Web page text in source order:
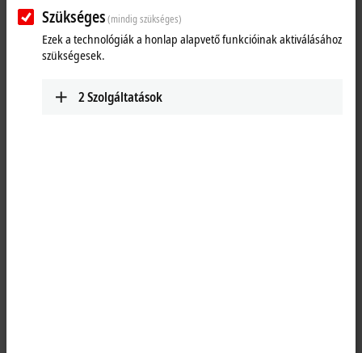
Your selection:
Results:
Loading content ...
Szükséges(mindig szükséges)
Ezek a technológiák a honlap alapvető funkcióinak aktiválásához
szükségesek.
2Szolgáltatások